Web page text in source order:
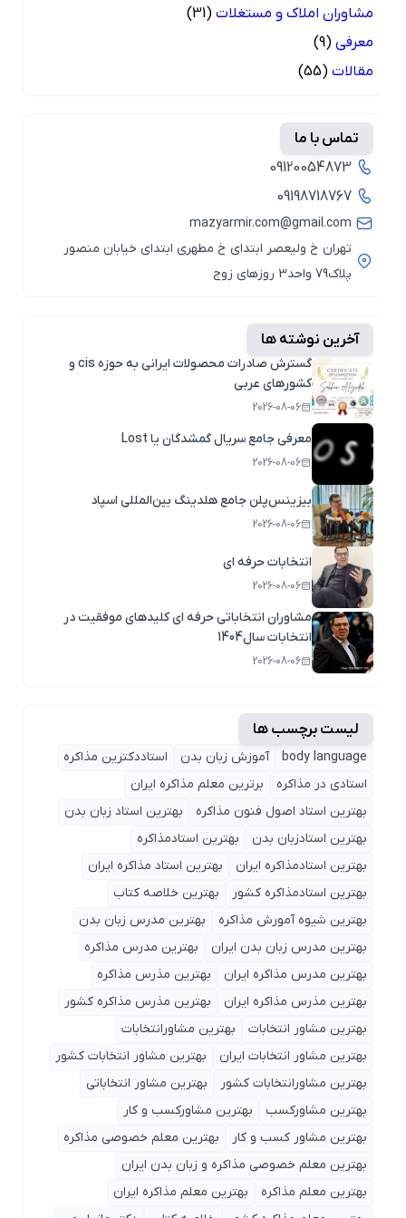
مشاوران املاک و مستغلات (31)
معرفی (9)
مقالات (55)
تماس با ما
09120054873
09198718767
mazyarmir.com@gmail.com
تهران خ ولیعصر ابتدای خ مطهری ابتدای خیابان منصور
پلاک79 واحد3 روزهای زوج
آخرین نوشته ها
گسترش صادرات محصولات ایرانی به حوزه cis و
کشورهای عربی
2026-08-06
معرفی جامع سریال گمشدگان یا Lost
2026-08-06
بیزینس‌پلن جامع هلدینگ بین‌المللی اسپاد
2026-08-06
انتخابات حرفه ای
2026-08-06
مشاوران انتخاباتی حرفه ای کلیدهای موفقیت در
انتخابات سال1404
2026-08-06
لیست برچسب ها
body language آموزش زبان بدن
استاددکترین مذاکره
استادی در مذاکره
برترین معلم مذاکره ایران
بهترین استاد اصول ‌فنون مذاکره
بهترین استاد زبان بدن
بهترین استادزبان بدن
بهترین استادمذاکره
بهترین استادمذاکره ایران
بهترین استاد مذاکره ایران
بهترین استادمذاکره کشور
بهترین خلاصه کتاب
بهترین شیوه آمورش مذاکره
بهترین مدرس زبان بدن
بهترین مدرس زبان بدن ایران
بهترین مدرس مذاکره
بهترین مدرس مذاکره ایران
بهترین مذرس مذاکره
بهترین مذرس مذاکره ایران
بهترین مذرس مذاکره کشور
بهترین مشاور انتخابات
بهترین مشاورانتخابات
بهترین مشاور انتخابات ایران
بهترین مشاور انتخابات کشور
بهترین مشاورانتخابات کشور
بهترین مشاور انتخاباتی
بهترین مشاورکسب
بهترین مشاورکسب و کار
بهترین مشاور کسب و کار
بهترین معلم خصوصی مذاکره
بهترین معلم خصوصی مذاکره و زبان بدن ایران
بهترین معلم مذاکره
بهترین معلم مذاکره ایران